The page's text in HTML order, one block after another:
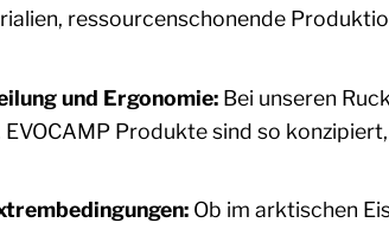
ressourcenschonende
und Ergonomie: Bei unseren
Produkte sind so
Ob im arktischen